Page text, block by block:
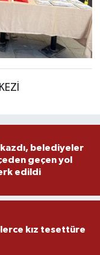
kazdı, belediyeler
geçen yol
edildi
kız tesettüre